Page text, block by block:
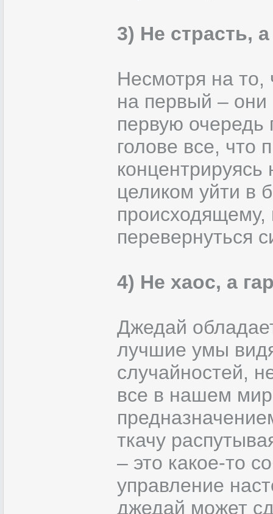
3) Не страсть,
Несмотря на то,
на первый –
первую очередь
голове все, что
целиком уйти в
происходящему,
перевернуться
4) Не хаос, а
Джедай
лучшие умы
случайностей,
все в нашем
ткачу
– это какое-то
управление
джедай может